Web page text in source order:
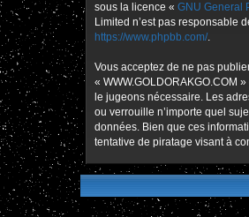
sous la licence « GNU General
Limited n’est pas responsable
https://www.phpbb.com/.
Vous acceptez de ne pas
« WWW.GOLDORAKGO.COM
le jugeons nécessaire. Les
ou verrouille n’importe quel
données. Bien que ces
tentative de piratage visant à